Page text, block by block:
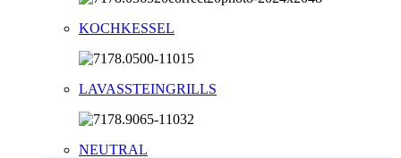
KOCHKESSEL
LAVASSTEINGRILLS
NEUTRAL